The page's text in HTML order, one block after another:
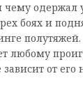
чему одержал
боях и
любому
от его